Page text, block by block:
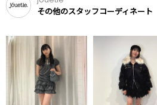
その他のスタッフコーディネート